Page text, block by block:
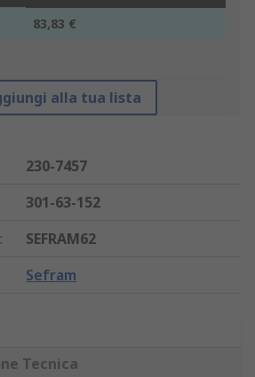
83,83 €
alla tua lista
230-7457
301-63-152
:
SEFRAM62
Sefram
Tecnica